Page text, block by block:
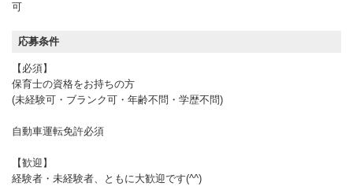
可
応募条件
【必須】
保育士の資格をお持ちの方
(未経験可・ブランク可・年齢不問・学歴不問)
自動車運転免許必須
【歓迎】
経験者・未経験者、ともに大歓迎です(^^)